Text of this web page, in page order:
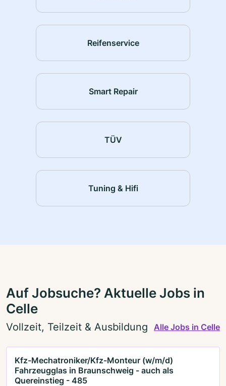
Reifenservice
Smart Repair
TÜV
Tuning & Hifi
Auf Jobsuche? Aktuelle Jobs in
Celle
Vollzeit, Teilzeit & Ausbildung Alle Jobs in Celle
Kfz-Mechatroniker/Kfz-Monteur (w/m/d)
Fahrzeugglas in Braunschweig - auch als
Quereinstieg - 485